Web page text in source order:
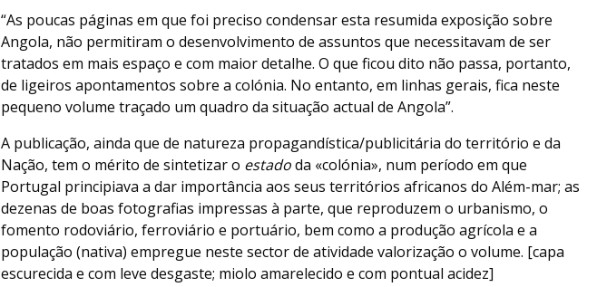
“As poucas páginas em que foi preciso condensar esta resumida exposição sobre
Angola, não permitiram o desenvolvimento de assuntos que necessitavam de ser
tratados em mais espaço e com maior detalhe. O que ficou dito não passa, portanto,
de ligeiros apontamentos sobre a colónia. No entanto, em linhas gerais, fica neste
pequeno volume traçado um quadro da situação actual de Angola”.
A publicação, ainda que de natureza propagandística/publicitária do território e da
Nação, tem o mérito de sintetizar o estadoda «colónia», num período em que
Portugal principiava a dar importância aos seus territórios africanos do Além-mar; as
dezenas de boas fotografias impressas à parte, que reproduzem o urbanismo, o
fomento rodoviário, ferroviário e portuário, bem como a produção agrícola e a
população (nativa) empregue neste sector de atividade valorização o volume. [capa
escurecida e com leve desgaste; miolo amarelecido e com pontual acidez]